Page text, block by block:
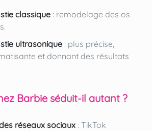
classique: remodelage des os
ultrasonique: plus précise,
et donnant des résultats
Barbie séduit-il autant ?
réseaux sociaux: TikTok